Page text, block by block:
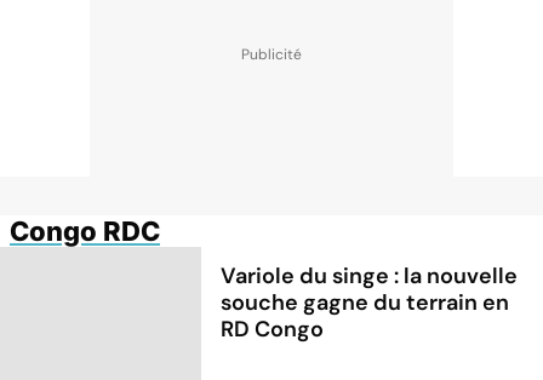
Congo RDC
Variole du singe : la nouvelle
souche gagne du terrain en
RD Congo